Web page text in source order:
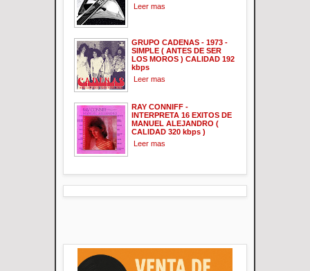
Leer mas
GRUPO CADENAS - 1973 -
SIMPLE ( ANTES DE SER
LOS MOROS ) CALIDAD 192
kbps
Leer mas
RAY CONNIFF -
INTERPRETA 16 EXITOS DE
MANUEL ALEJANDRO (
CALIDAD 320 kbps )
Leer mas